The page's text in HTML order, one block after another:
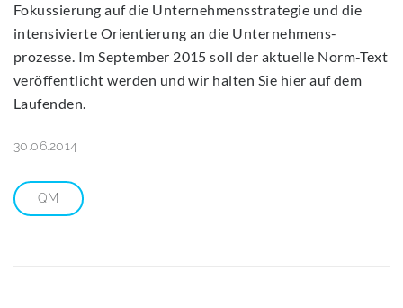
Fokussierung auf die Unternehmensstrategie und die
intensivierte Orientierung an die Unternehmens-
prozesse. Im September 2015 soll der aktuelle Norm-Text
veröffentlicht werden und wir halten Sie hier auf dem
Laufenden.
30.06.2014
QM